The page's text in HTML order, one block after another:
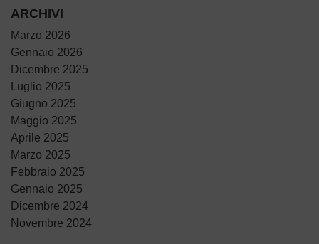
ARCHIVI
Marzo 2026
Gennaio 2026
Dicembre 2025
Luglio 2025
Giugno 2025
Maggio 2025
Aprile 2025
Marzo 2025
Febbraio 2025
Gennaio 2025
Dicembre 2024
Novembre 2024